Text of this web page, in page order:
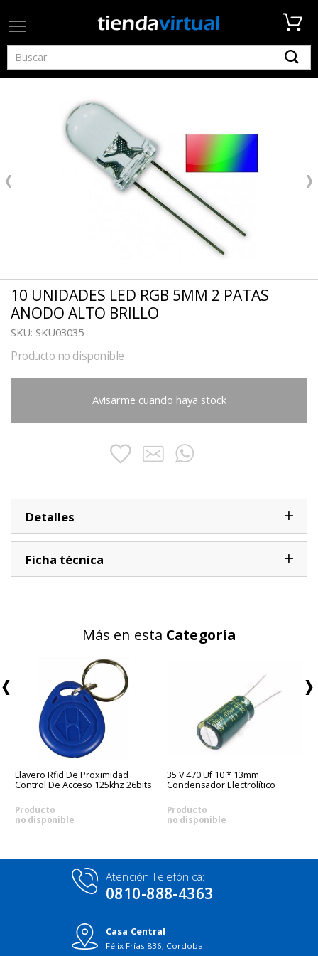
10 UNIDADES LED RGB 5MM 2 PATAS
ANODO ALTO BRILLO
SKU: SKU03035
Producto no disponible
Avisarme cuando haya stock
Detalles
Ficha técnica
Más en esta Categoría
Llavero Rfid De Proximidad
Control De Acceso 125khz 26bits
Producto
no disponible
35 V 470 Uf 10 * 13mm
Condensador Electrolítico
Producto
no disponible
Atención Telefónica:
0810-888-4363
Casa Central
Félix Frías 836, Cordoba